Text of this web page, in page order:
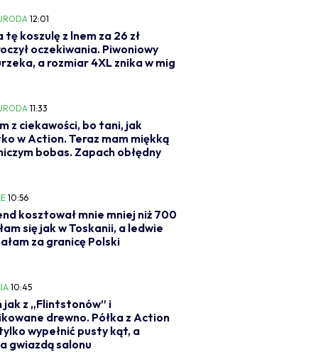
12:01
tę koszulę z lnem za 26 zł
oczekiwania. Piwoniowy
a rozmiar 4XL znika w mig
11:33
z ciekawości, bo tani, jak
w Action. Teraz mam miękką
bobas. Zapach obłędny
10:56
kosztował mnie mniej niż 700
się jak w Toskanii, a ledwie
za granicę Polski
10:45
jak z „Flintstonów” i
drewno. Półka z Action
wypełnić pusty kąt, a
gwiazdą salonu